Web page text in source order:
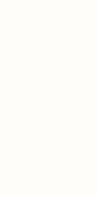
sobre